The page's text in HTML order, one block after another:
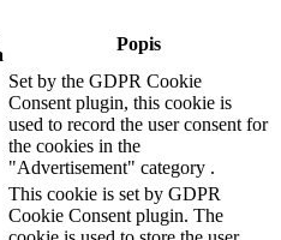
Popis
Set by the GDPR Cookie
Consent plugin, this cookie is
used to record the user consent for
the cookies in the
"Advertisement" category .
This cookie is set by GDPR
Cookie Consent plugin. The